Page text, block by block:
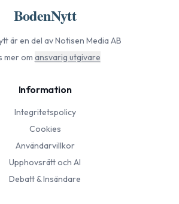
BodenNytt
är en del av Notisen Media AB
mer om ansvarig utgivare
Information
Integritetspolicy
Cookies
Användarvillkor
Upphovsrätt och AI
Debatt & Insändare